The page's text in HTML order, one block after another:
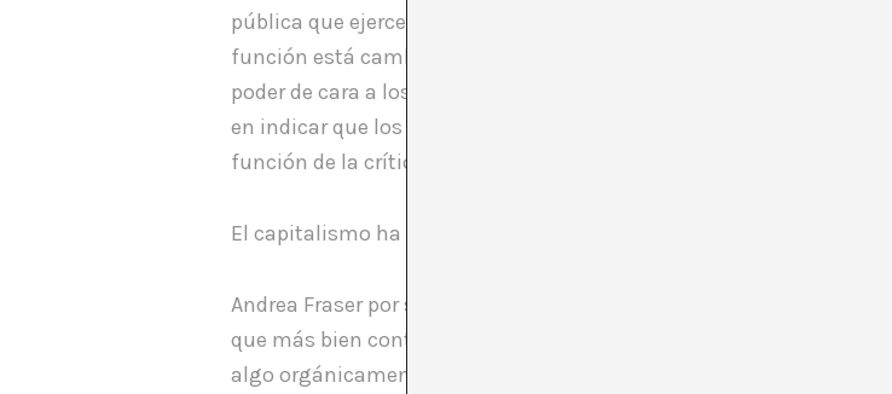
pública que ejerce una opinión sobre lo que “hay que mirar” o
función está cambiando y ya no corresponde a la crítica sino más
poder de cara a los museos y el mercado. Hay cierto consenso
en indicar que los curators hacen obsoletos a los críticos, o que los
función de la crítica.
El capitalismo ha encontrado en la figura del comisario
Andrea Fraser por su parte indica que ella no ve como separadas
que más bien contempla la crítica como una práctica artística en
algo orgánicamente vinculado, lo cual reclama cierta conciencia